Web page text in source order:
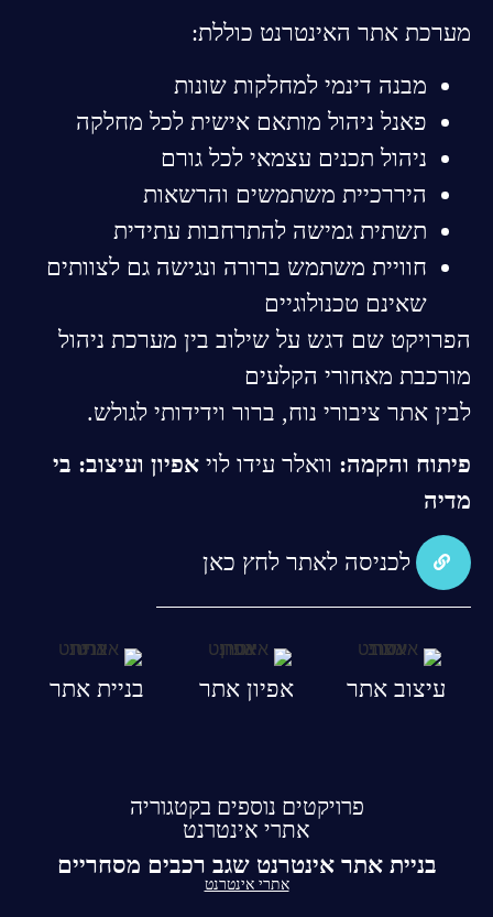
מערכת אתר האינטרנט כוללת:
מבנה דינמי למחלקות שונות
פאנל ניהול מותאם אישית לכל מחלקה
ניהול תכנים עצמאי לכל גורם
היררכיית משתמשים והרשאות
תשתית גמישה להתרחבות עתידית
חוויית משתמש ברורה ונגישה גם לצוותים
שאינם טכנולוגיים
הפרויקט שם דגש על שילוב בין מערכת ניהול
מורכבת מאחורי הקלעים
לבין אתר ציבורי נוח, ברור וידידותי לגולש.
פיתוח והקמה: וואלר עידו לוי אפיון ועיצוב: בי
מדיה
לכניסה לאתר לחץ כאן
עיצוב אתר אפיון אתר בניית אתר
פרויקטים נוספים בקטגוריה
אתרי אינטרנט
בניית אתר אינטרנט שגב רכבים מסחריים
אתרי אינטרנט